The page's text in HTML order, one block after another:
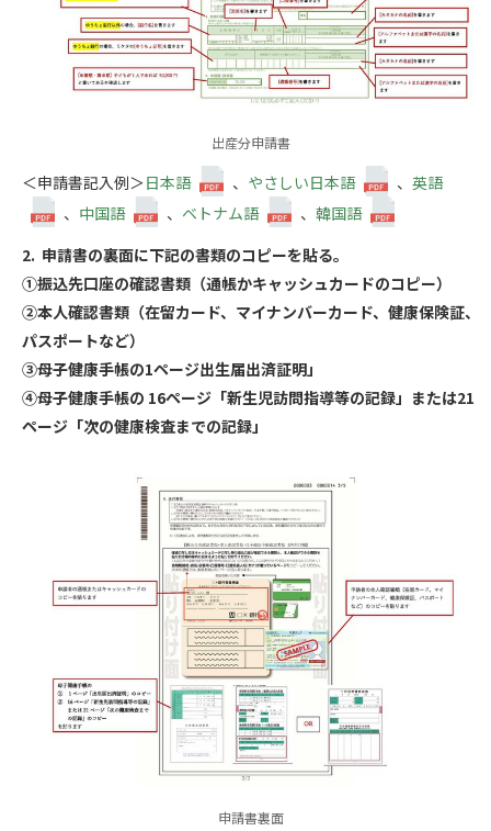
出産分申請書
＜申請書記入例＞日本語 、 やさしい日本語 、 英語
、 中国語 、 ベトナム語 、 韓国語
2. 申請書の裏面に下記の書類のコピーを貼る。
①振込先口座の確認書類（通帳かキャッシュカードのコピー）
②本人確認書類（在留カード、マイナンバーカード、健康保険証、
パスポートなど）
③母子健康手帳の1ページ出生届出済証明」
④母子健康手帳の 16ページ「新生児訪問指導等の記録」または21
ページ「次の健康検査までの記録」
申請書裏面